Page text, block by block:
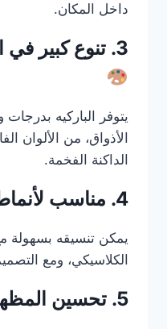
داخل المكان.
3. تنوع كبير في الألوان والنقشات
يتوفر الباركيه
الأذواق، من الألوان
الداكنة الفخمة.
4. مناسب لأنماط ديكور مختلفة
يمكن تنسيقه بسهولة
الكلاسيكي، ومع
5. تحسين المظهر العام للمكان